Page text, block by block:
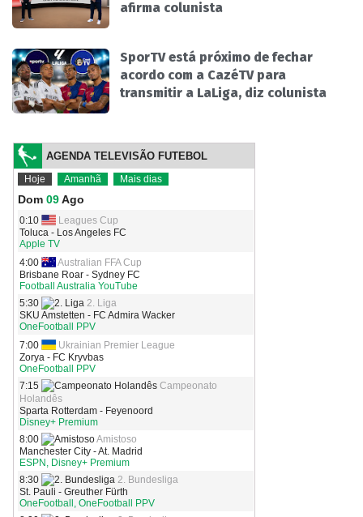
afirma colunista
SporTV está próximo de fechar
acordo com a CazéTV para
transmitir a LaLiga, diz colunista